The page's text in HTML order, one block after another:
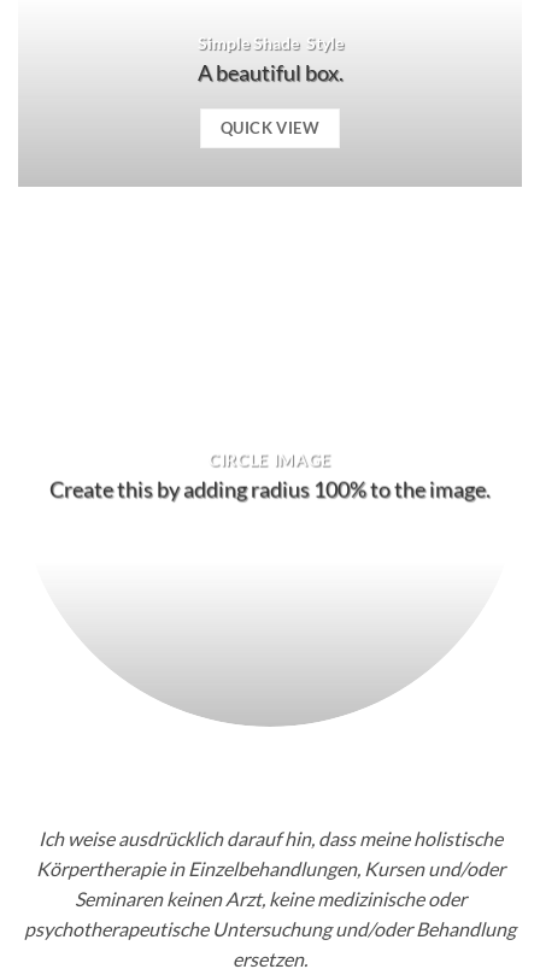
Simple Shade Style
A beautiful box.
QUICK VIEW
CIRCLE IMAGE
Create this by adding radius 100% to the image.
Ich weise ausdrücklich darauf hin, dass meine holistische
Körpertherapie in Einzelbehandlungen, Kursen und/oder
Seminaren keinen Arzt, keine medizinische oder
psychotherapeutische Untersuchung und/oder Behandlung
ersetzen.